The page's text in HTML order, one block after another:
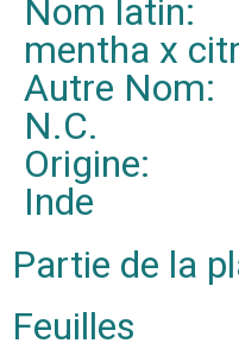
Nom latin:
mentha x
Autre Nom:
N.C.
Origine:
Inde
Partie de la
Feuilles